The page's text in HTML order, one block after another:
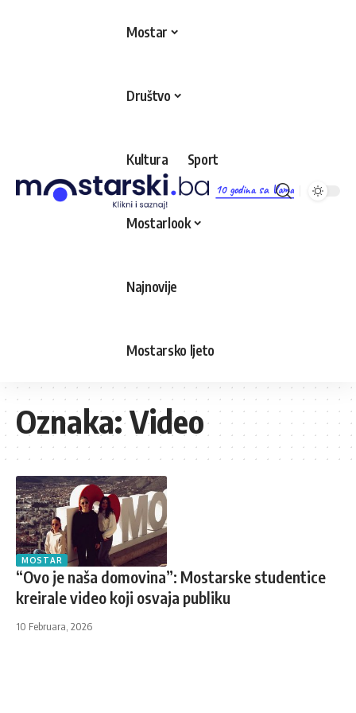
10 godina sa Vama
Mostar
Društvo
Kultura Sport
Mostarlook
Najnovije
Mostarsko ljeto
Oznaka:Video
MOSTAR
“Ovo je naša domovina”: Mostarske studentice
kreirale video koji osvaja publiku
10 Februara, 2026